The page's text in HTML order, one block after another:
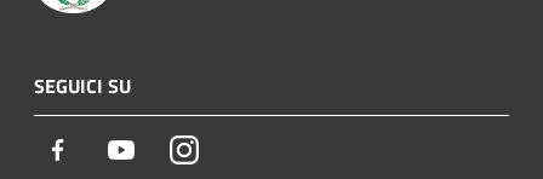
SEGUICI SU
Facebook YoutubeInstagram